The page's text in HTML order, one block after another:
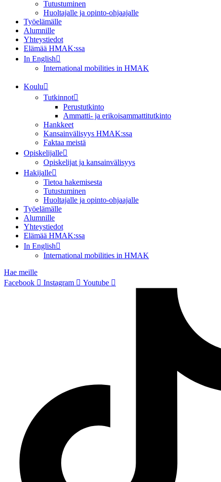
Tutustuminen
Huoltajalle ja opinto-ohjaajalle
Työelämälle
Alumnille
Yhteystiedot
Elämää HMAK:ssa
In English
International mobilities in HMAK
Koulu
Tutkinnot
Perustutkinto
Ammatti- ja erikoisammattitutkinto
Hankkeet
Kansainvälisyys HMAK:ssa
Faktaa meistä
Opiskelijalle
Opiskelijat ja kansainvälisyys
Hakijalle
Tietoa hakemisesta
Tutustuminen
Huoltajalle ja opinto-ohjaajalle
Työelämälle
Alumnille
Yhteystiedot
Elämää HMAK:ssa
In English
International mobilities in HMAK
Hae meille
Facebook
Instagram Youtube